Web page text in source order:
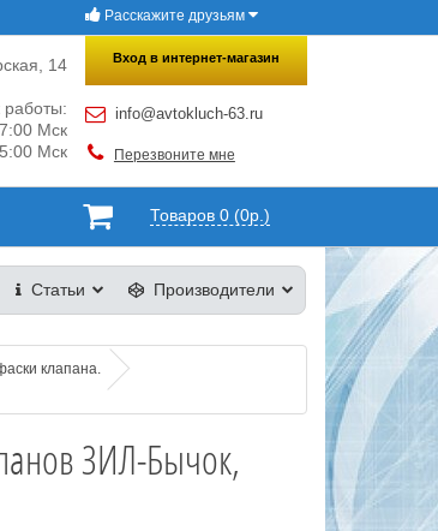
×
Расскажите друзьям
Вход в интернет-магазин
info@avtokluch-63.ru
Перезвоните мне
14
работы:
Мск
Мск
Товаров 0 (0р.)
Производители
Статьи
клапана.
ЗИЛ-Бычок,